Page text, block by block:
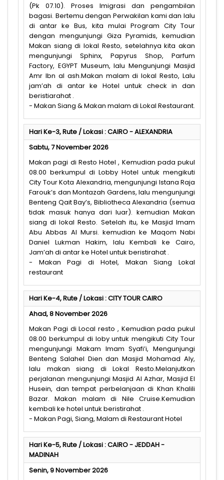
(Pk 07.10). Proses Imigrasi dan pengambilan
bagasi. Bertemu dengan Perwakilan kami dan lalu
di antar ke Bus, kita mulai Program City Tour
dengan mengunjungi Giza Pyramids, kemudian
Makan siang di lokal Resto, setelahnya kita akan
mengunjungi Sphinx, Papyrus Shop, Parfum
Factory, EGYPT Museum, lalu Mengunjungi Masjid
Amr Ibn al ash.Makan malam di lokal Resto, Lalu
jam’ah di antar ke Hotel untuk check in dan
beristiarahat .
- Makan Siang & Makan malam di Lokal Restaurant.
Hari Ke-3, Rute / Lokasi : CAIRO - ALEXANDRIA
Sabtu, 7 November 2026
Makan pagi di Resto Hotel , Kemudian pada pukul
08.00 berkumpul di Lobby Hotel untuk mengikuti
City Tour Kota Alexandria, mengunjungi Istana Raja
Farouk’s dan Montazah Gardens, lalu mengunjungi
Benteng Qait Bay’s, Bibliotheca Alexandria (semua
tidak masuk hanya dari luar). kemudian Makan
siang di lokal Resto. Setelah itu, ke Masjid Imam
Abu Abbas Al Mursi. kemudian ke Maqom Nabi
Daniel Lukman Hakim, lalu Kembali ke Cairo,
Jam’ah di antar ke Hotel untuk beristirahat .
- Makan Pagi di Hotel, Makan Siang Lokal
restaurant
Hari Ke-4, Rute / Lokasi : CITY TOUR CAIRO
Ahad, 8 November 2026
Makan Pagi di Local resto , Kemudian pada pukul
08.00 berkumpul di loby untuk mengikuti City Tour
mengunjungi Makam Imam Syafi’i, Mengunjungi
Benteng Salahel Dien dan Masjid Mohamad Aly,
lalu makan siang di Lokal Resto.Melanjutkan
perjalanan mengunjungi Masjid Al Azhar, Masjid El
Husein, dan tempat perbelanjaan di Khan Khalili
Bazar. Makan malam di Nile Cruise.Kemudian
kembali ke hotel untuk beristirahat .
- Makan Pagi, Siang, Malam di Restaurant Hotel
Hari Ke-5, Rute / Lokasi : CAIRO - JEDDAH -
MADINAH
Senin, 9 November 2026